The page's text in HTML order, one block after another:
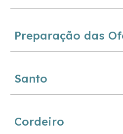
Preparação das
Santo
Cordeiro